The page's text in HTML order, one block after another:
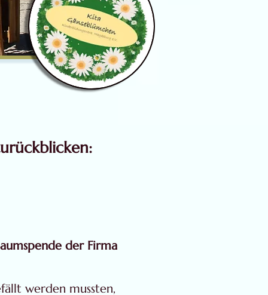
der Firma
werden mussten,